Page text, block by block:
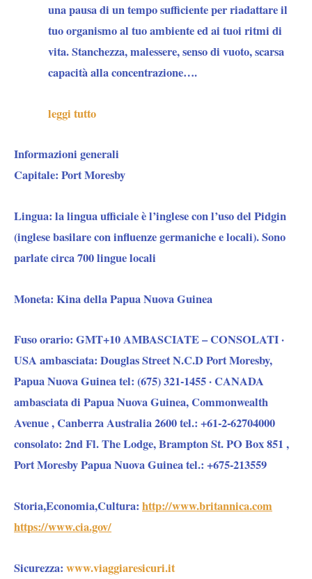
una pausa di un tempo sufficiente per riadattare il
tuo organismo al tuo ambiente ed ai tuoi ritmi di
vita. Stanchezza, malessere, senso di vuoto, scarsa
capacità alla concentrazione….
leggi tutto
Informazioni generali
Capitale: Port Moresby
Lingua: la lingua ufficiale è l’inglese con l’uso del Pidgin
(inglese basilare con influenze germaniche e locali). Sono
parlate circa 700 lingue locali
Moneta: Kina della Papua Nuova Guinea
Fuso orario: GMT+10 AMBASCIATE – CONSOLATI ·
USA ambasciata: Douglas Street N.C.D Port Moresby,
Papua Nuova Guinea tel: (675) 321-1455 · CANADA
ambasciata di Papua Nuova Guinea, Commonwealth
Avenue , Canberra Australia 2600 tel.: +61-2-62704000
consolato: 2nd Fl. The Lodge, Brampton St. PO Box 851 ,
Port Moresby Papua Nuova Guinea tel.: +675-213559
Storia,Economia,Cultura: http://www.britannica.com
https://www.cia.gov/
Sicurezza: www.viaggiaresicuri.it